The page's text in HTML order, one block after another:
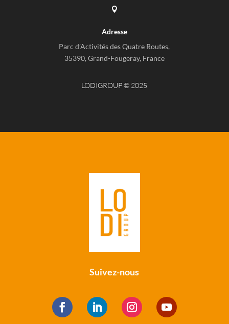

Adresse
Parc d’Activités des Quatre Routes,
35390, Grand-Fougeray, France
LODIGROUP © 2025
Suivez-nous